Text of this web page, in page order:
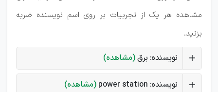
مشاهده هر یک از تجربیات بر روی اسم نویسنده ضربه
بزنید.
نویسنده: برق(مشاهده)
نویسنده: power station (مشاهده)